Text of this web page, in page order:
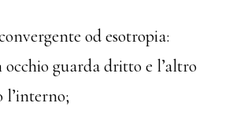
od esotropia:
occhio guarda dritto e l’altro
l’interno;